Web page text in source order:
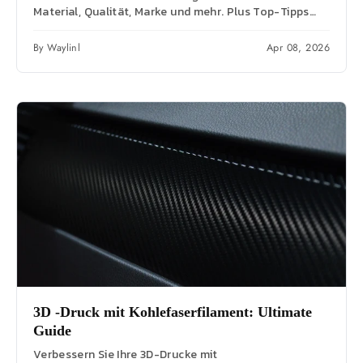
Material, Qualität, Marke und mehr. Plus Top-Tipps
By Waylinl Apr 08, 2026
3D -Druck mit Kohlefaserfilament: Ultimate
Guide
Verbessern Sie Ihre 3D-Drucke mit